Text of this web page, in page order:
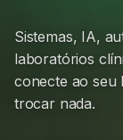
Sistemas, IA,
laboratórios
conecte ao seu
trocar nada.